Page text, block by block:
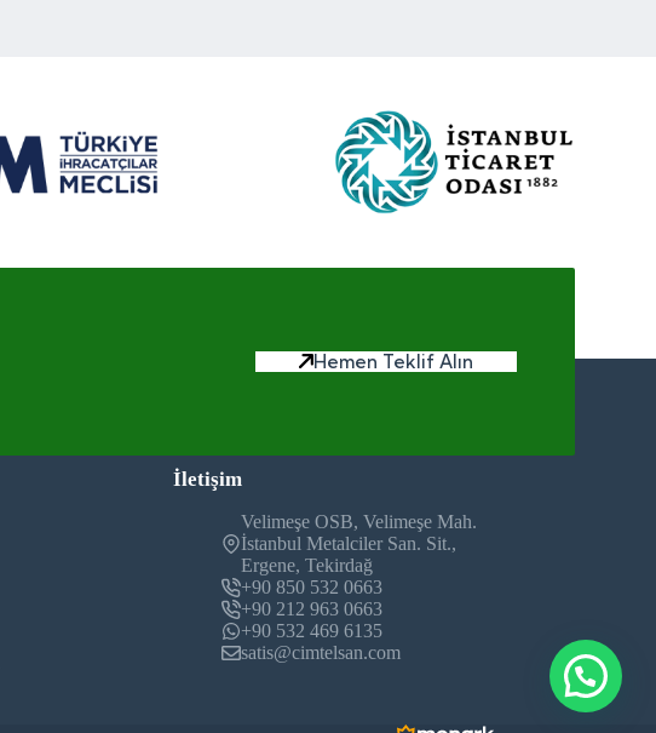
Hemen Teklif Alın
İletişim
Velimeşe OSB, Velimeşe Mah.
İstanbul Metalciler San. Sit.,
Ergene, Tekirdağ
+90 850 532 0663
+90 212 963 0663
+90 532 469 6135
satis@cimtelsan.com